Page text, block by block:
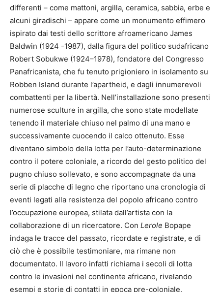
differenti – come mattoni, argilla, ceramica, sabbia, erbe e
alcuni giradischi – appare come un monumento effimero
ispirato dai testi dello scrittore afroamericano James
Baldwin (1924 -1987), dalla figura del politico sudafricano
Robert Sobukwe (1924–1978), fondatore del Congresso
Panafricanista, che fu tenuto prigioniero in isolamento su
Robben Island durante l’apartheid, e dagli innumerevoli
combattenti per la libertà. Nell’installazione sono presenti
numerose sculture in argilla, che sono state modellate
tenendo il materiale chiuso nel palmo di una mano e
successivamente cuocendo il calco ottenuto. Esse
diventano simbolo della lotta per l’auto-determinazione
contro il potere coloniale, a ricordo del gesto politico del
pugno chiuso sollevato, e sono accompagnate da una
serie di placche di legno che riportano una cronologia di
eventi legati alla resistenza del popolo africano contro
l’occupazione europea, stilata dall’artista con la
collaborazione di un ricercatore. Con Lerole Bopape
indaga le tracce del passato, ricordate e registrate, e di
ciò che è possibile testimoniare, ma rimane non
documentato. Il lavoro infatti richiama i secoli di lotta
contro le invasioni nel continente africano, rivelando
esempi e storie di contatti in epoca pre-coloniale,